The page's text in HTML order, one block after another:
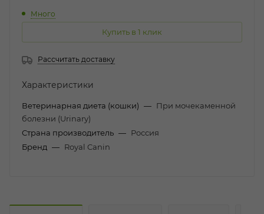
Много
Купить в 1 клик
Рассчитать доставку
Характеристики
Ветеринарная диета (кошки) — При мочекаменной
болезни (Urinary)
Страна производитель — Россия
Бренд — Royal Canin